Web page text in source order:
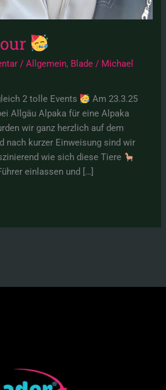
/Allgemein, Blade / Michael
2 tolle Events
Am 23.3.25
Allgäu Alpaka für eine Alpaka
wir ganz herzlich auf dem
nach kurzer Einweisung sind wir
wie sich diese Tiere
einlassen und […]